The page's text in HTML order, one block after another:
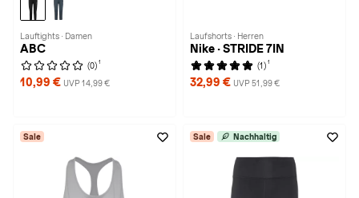
Lauftights · Damen
ABC
(0) 1
10,99 € UVP 14,99 €
Laufshorts · Herren
Nike · STRIDE 7IN
(1) 1
32,99 € UVP 51,99 €
Sale Sale Nachhaltig